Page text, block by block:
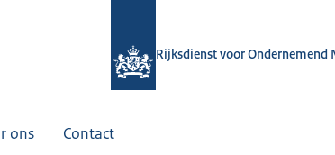
Rijksdienst voor Ondernemend
ons Contact